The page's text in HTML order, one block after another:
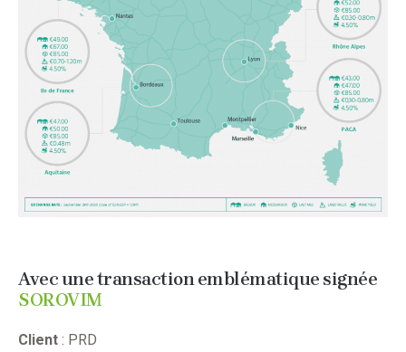
Avec une transaction emblématique signée
SOROVIM
Client : PRD